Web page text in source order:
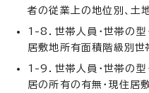
者の従業上の地位別、土
1-8．世帯人員・世帯の型
居敷地所有面積階級別世
1-9．世帯人員・世帯の型
居の所有の有無・現住居